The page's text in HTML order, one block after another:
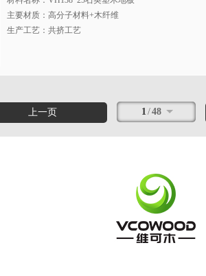
主要材质：高分子材料+木纤维
生产工艺：共挤工艺
表面处理：超越木纹
费用，根据项目环境选择不同花纹，拓宽设计创意空
上一页 1/48